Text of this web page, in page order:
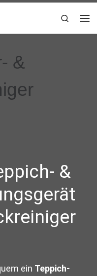
Search
&
&
ein Teppich-